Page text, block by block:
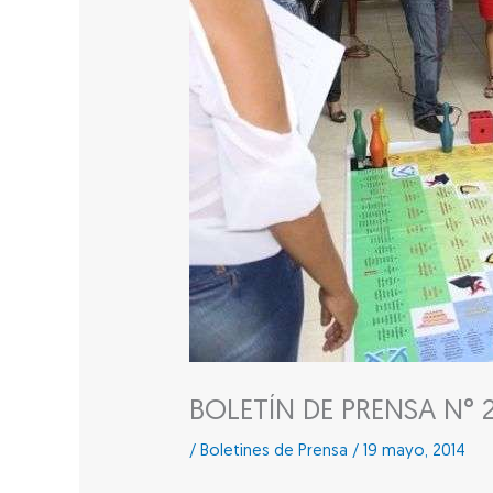
BOLETÍN DE PRENSA N°
/ Boletines de Prensa /19 mayo, 2014